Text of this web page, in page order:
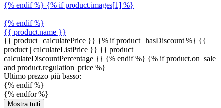
{% endif %} {% if product.images[1] %}
{% endif %}
{{ product.name }}
{{ product | calculatePrice }} {% if product | hasDiscount %} {{
product | calculateListPrice }} {{ product |
calculateDiscountPercentage }} {% endif %} {% if product.on_sale
and product.regulation_price %}
Ultimo prezzo più basso:
{% endif %}
{% endfor %}
Mostra tutti